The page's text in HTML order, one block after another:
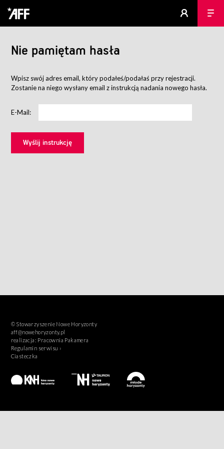
Nie pamiętam hasła
Wpisz swój adres email, który podałeś/podałaś przy rejestracji.
Zostanie na niego wysłany email z instrukcją nadania nowego hasła.
E-Mail:
© Stowarzyszenie Nowe Horyzonty
aff@nowehoryzonty.pl
realizacja: Pracownia Pakamera
Regulamin serwisu ›
Ciasteczka